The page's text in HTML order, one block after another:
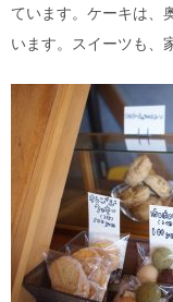
ています。ケーキは、
います。スイーツも、